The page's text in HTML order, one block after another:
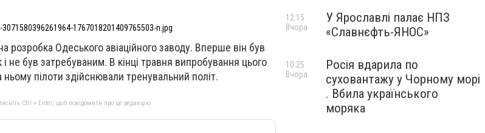
1767018201409765503-n.jpg
розробка Одеського авіаційного заводу. Вперше він був
не був затребуваним. В кінці травня випробування цього
ньому пілоти здійснювали тренувальний політ.
Ctrl + Enter, щоб повідомити про це редакцію
У Ярославлі палає НПЗ
«Славнєфть-ЯНОС»
12:15
Вчора
Росія вдарила по
суховантажу у Чорному морі
. Вбила українського
моряка
10:25
Вчора